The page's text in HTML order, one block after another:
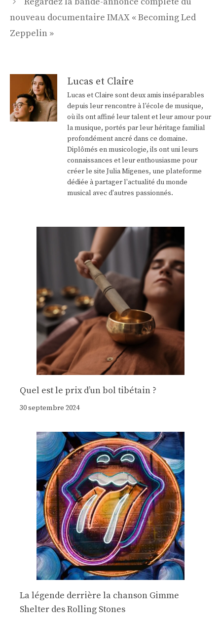
nouveau documentaire IMAX « Becoming Led
Zeppelin »
Lucas et Claire
Lucas et Claire sont deux amis inséparables
depuis leur rencontre à l'école de musique,
où ils ont affiné leur talent et leur amour pour
la musique, portés par leur héritage familial
profondément ancré dans ce domaine.
Diplômés en musicologie, ils ont uni leurs
connaissances et leur enthousiasme pour
créer le site Julia Migenes, une plateforme
dédiée à partager l'actualité du monde
musical avec d'autres passionnés.
Quel est le prix d’un bol tibétain ?
30 septembre 2024
La légende derrière la chanson Gimme
Shelter des Rolling Stones